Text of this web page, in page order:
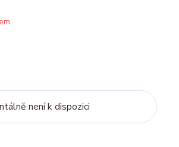
není k dispozici